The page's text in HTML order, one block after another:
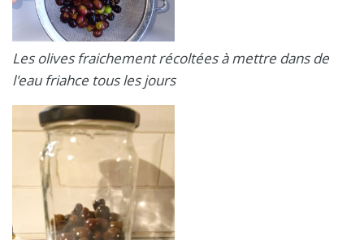
Les olives fraichement récoltées à mettre dans de
l'eau friahce tous les jours